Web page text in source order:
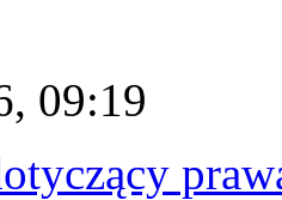
09:19